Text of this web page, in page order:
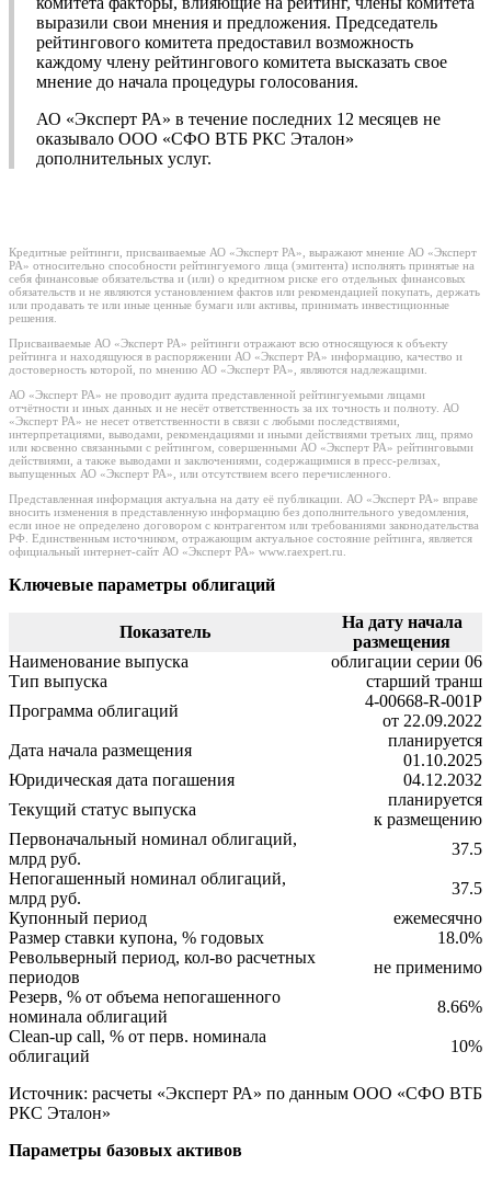
выразили свои мнения и предложения. Председатель
рейтингового комитета предоставил возможность
каждому члену рейтингового комитета высказать свое
мнение до начала процедуры голосования.
АО «Эксперт РА» в течение последних 12 месяцев не
оказывало ООО «СФО ВТБ РКС Эталон»
дополнительных услуг.
Кредитные рейтинги, присваиваемые АО «Эксперт РА», выражают мнение АО «Эксперт
РА» относительно способности рейтингуемого лица (эмитента) исполнять принятые на
себя финансовые обязательства и (или) о кредитном риске его отдельных финансовых
обязательств и не являются установлением фактов или рекомендацией покупать, держать
или продавать те или иные ценные бумаги или активы, принимать инвестиционные
решения.
Присваиваемые АО «Эксперт РА» рейтинги отражают всю относящуюся к объекту
рейтинга и находящуюся в распоряжении АО «Эксперт РА» информацию, качество и
достоверность которой, по мнению АО «Эксперт РА», являются надлежащими.
АО «Эксперт РА» не проводит аудита представленной рейтингуемыми лицами
отчётности и иных данных и не несёт ответственность за их точность и полноту. АО
«Эксперт РА» не несет ответственности в связи с любыми последствиями,
интерпретациями, выводами, рекомендациями и иными действиями третьих лиц, прямо
или косвенно связанными с рейтингом, совершенными АО «Эксперт РА» рейтинговыми
действиями, а также выводами и заключениями, содержащимися в пресс-релизах,
выпущенных АО «Эксперт РА», или отсутствием всего перечисленного.
Представленная информация актуальна на дату её публикации. АО «Эксперт РА» вправе
вносить изменения в представленную информацию без дополнительного уведомления,
если иное не определено договором с контрагентом или требованиями законодательства
РФ. Единственным источником, отражающим актуальное состояние рейтинга, является
официальный интернет-сайт АО «Эксперт РА» www.raexpert.ru.
Ключевые параметры облигаций
Показатель
На дату начала
размещения
Наименование выпуска
облигации серии 06
Тип выпуска
старший транш
Программа облигаций
4-00668-R-001P
от 22.09.2022
Дата начала размещения
планируется
01.10.2025
Юридическая дата погашения
04.12.2032
Текущий статус выпуска
планируется
к размещению
Первоначальный номинал облигаций,
млрд руб.
37.5
Непогашенный номинал облигаций,
млрд руб.
37.5
Купонный период
ежемесячно
Размер ставки купона, % годовых
18.0%
Револьверный период, кол-во расчетных
периодов
не применимо
Резерв, % от объема непогашенного
номинала облигаций
8.66%
Clean-up call, % от перв. номинала
облигаций
10%
Источник: расчеты «Эксперт РА» по данным ООО «СФО ВТБ
РКС Эталон»
Параметры базовых активов